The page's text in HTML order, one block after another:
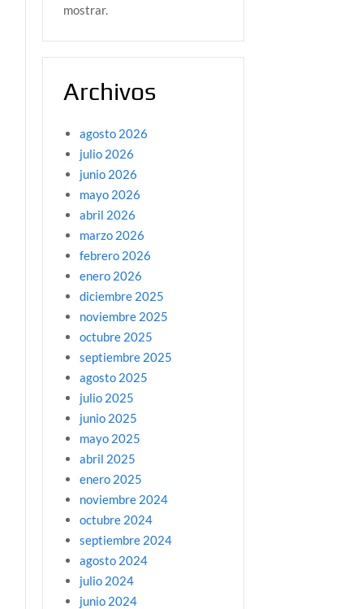
mostrar.
Archivos
agosto 2026
julio 2026
junio 2026
mayo 2026
abril 2026
marzo 2026
febrero 2026
enero 2026
diciembre 2025
noviembre 2025
octubre 2025
septiembre 2025
agosto 2025
julio 2025
junio 2025
mayo 2025
abril 2025
enero 2025
noviembre 2024
octubre 2024
septiembre 2024
agosto 2024
julio 2024
junio 2024